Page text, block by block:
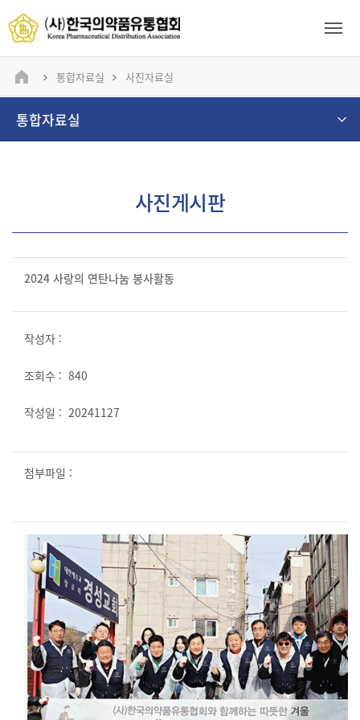
통합자료실 사진자료실
통합자료실
사진게시판
2024 사랑의 연탄나눔 봉사활동
840
20241127